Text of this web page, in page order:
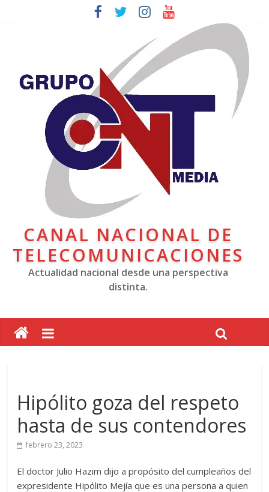
CANAL NACIONAL DE
TELECOMUNICACIONES
Actualidad nacional desde una perspectiva
distinta.
Hipólito goza del respeto
hasta de sus contendores
febrero 23, 2023
El doctor Julio Hazim dijo a propósito del cumpleaños del
expresidente Hipólito Mejía que es una persona a quien